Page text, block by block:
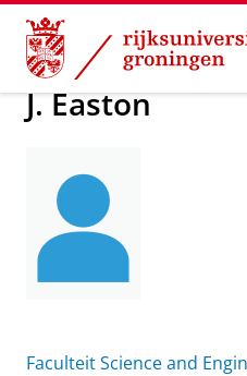
Skip
Content
Skip
Navigation
Over ons Praktische zaken
J. Easton
Faculteit Science and